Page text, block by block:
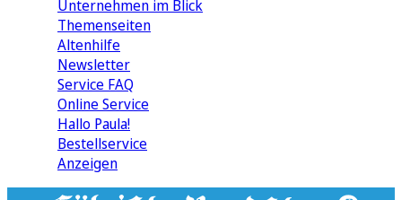
Unternehmen im Blick
Themenseiten
Altenhilfe
Newsletter
Service FAQ
Online Service
Hallo Paula!
Bestellservice
Anzeigen